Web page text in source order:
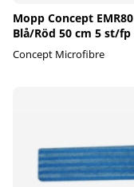
Mopp Concept EMR80
Blå/Röd 50 cm 5 st/fp
Concept Microfibre